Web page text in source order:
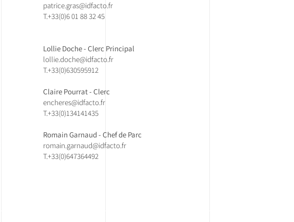
patrice.gras@idfacto.fr
T.+33(0)6 01 88 32 45
Lollie Doche - Clerc Principal
lollie.doche@idfacto.fr
T.+33(0)630595912
Claire Pourrat - Clerc
encheres@idfacto.fr
T.+33(0)134141435​
Romain Garnaud - Chef de Parc
romain.garnaud@idfacto.fr
T.+33(0)647364492